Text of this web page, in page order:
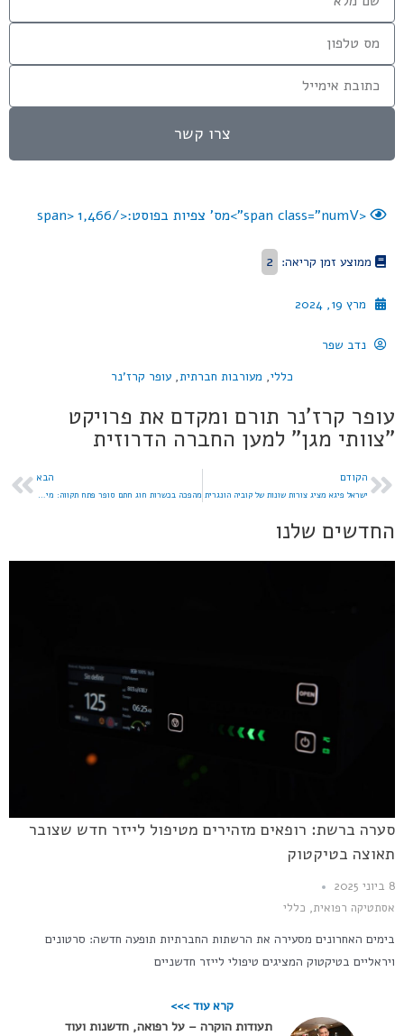
<span class="numV">מס' צפיות בפוסט:</span> 1,466
ממוצע זמן קריאה: 2
מרץ 19, 2024
נדב שפר
כללי, מעורבות חברתית, עופר קרז'נר
עופר קרז'נר תורם ומקדם את פרויקט
"צוותי מגן" למען החברה הדרוזית
הקודם
ישראל פיגא מציג צורות שונות של קוביה הונגרית
הבא
מהפכה בכשרות חוג חתם סופר פתח תקווה: מינוי רבנים בכירים ושדרוג מערך הפיקוח
החדשים שלנו
סערה ברשת: רופאים מזהירים מטיפול לייזר חדש שצובר
תאוצה בטיקטוק
8 ביוני 2025
אסתטיקה רפואית, כללי
בימים האחרונים מסעירה את הרשתות החברתיות תופעה חדשה: סרטונים
ויראליים בטיקטוק המציגים טיפולי לייזר חדשניים
קרא עוד >>>
תעודות הוקרה – על רפואה, חדשנות ועוד
צרו קשר